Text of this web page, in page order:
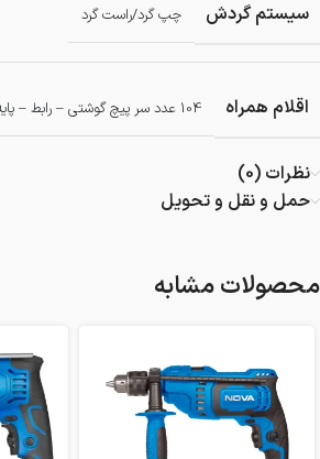
سیستم گردش چپ گرد/راست گرد
اقلام همراه 104 عدد سر پیچ گوشتی – رابط – پایه شارژر – کیف BMC
نظرات (0)
حمل و نقل و تحویل
محصولات مشابه